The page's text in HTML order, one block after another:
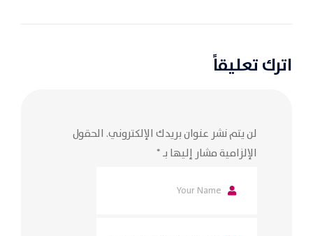
اترك تعليقاً
لن يتم نشر عنوان بريدك الإلكتروني. الحقول
الإلزامية مشار إليها بـ*